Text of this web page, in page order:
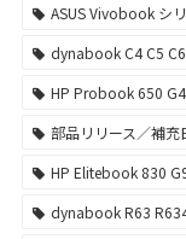
ASUS Vivobook シ
dynabook C4 C5
HP Probook 650
部品リリース／補充
HP Elitebook 830
dynabook R63